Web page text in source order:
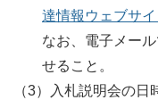
達情報ウェブサイ
なお、電子メー
せること。
（3）入札説明会の日